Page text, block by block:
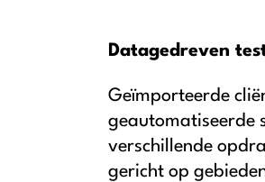
Datagedreven
Geïmporteerde
geautomatiseerde
verschillende
gericht op